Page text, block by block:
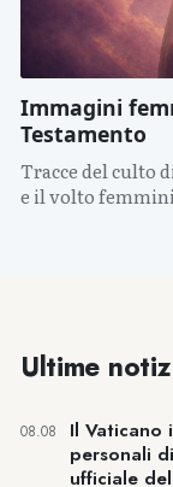
Immagini
Testamento
Tracce del culto
e il volto
Ultime
08.08
Il Vaticano
personali
ufficiale